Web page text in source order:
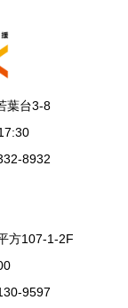
葉台3-8
8932
方107-1-2F
9597